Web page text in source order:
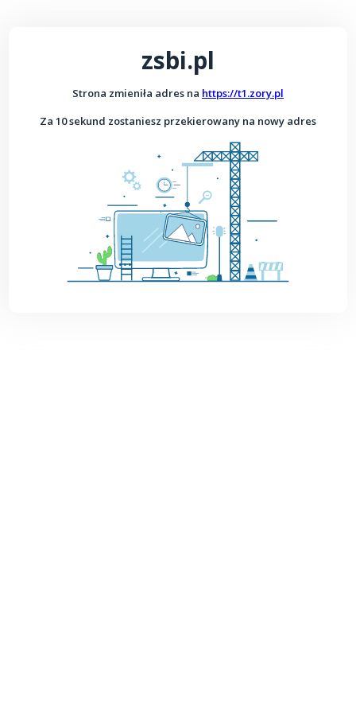
zsbi.pl
Strona zmieniła adres na https://t1.zory.pl
Za 10 sekund zostaniesz przekierowany na nowy adres